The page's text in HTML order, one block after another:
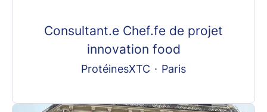
Consultant.e Chef.fe de projet
innovation food
ProtéinesXTC · Paris